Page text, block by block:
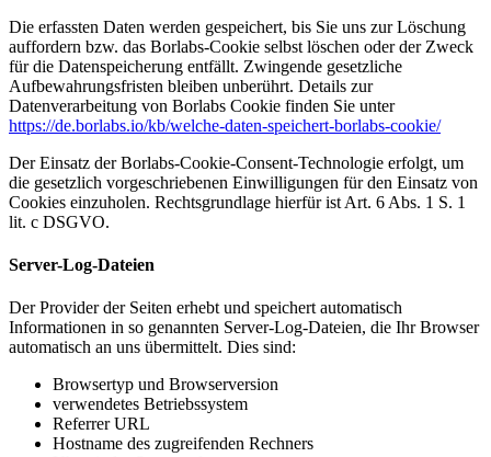
Die erfassten Daten werden gespeichert, bis Sie uns zur Löschung
auffordern bzw. das Borlabs-Cookie selbst löschen oder der Zweck
für die Datenspeicherung entfällt. Zwingende gesetzliche
Aufbewahrungsfristen bleiben unberührt. Details zur
Datenverarbeitung von Borlabs Cookie finden Sie unter
https://de.borlabs.io/kb/welche-daten-speichert-borlabs-cookie/
Der Einsatz der Borlabs-Cookie-Consent-Technologie erfolgt, um
die gesetzlich vorgeschriebenen Einwilligungen für den Einsatz von
Cookies einzuholen. Rechtsgrundlage hierfür ist Art. 6 Abs. 1 S. 1
lit. c DSGVO.
Server-Log-Dateien
Der Provider der Seiten erhebt und speichert automatisch
Informationen in so genannten Server-Log-Dateien, die Ihr Browser
automatisch an uns übermittelt. Dies sind:
Browsertyp und Browserversion
verwendetes Betriebssystem
Referrer URL
Hostname des zugreifenden Rechners